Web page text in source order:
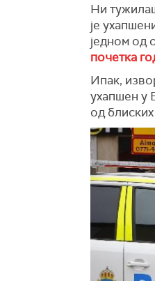
Ни
је
једном од
почетка
Ипак,
ухапшен у
од